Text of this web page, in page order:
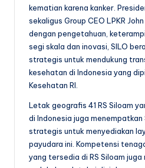
kematian karena kanker.
sekaligus Group CEO LPKR
dengan pengetahuan,
segi skala dan inovasi, SILO
strategis untuk mendukung
kesehatan di Indonesia yang
Kesehatan RI.
Letak geografis 41 RS Siloam
di Indonesia juga menempatkan
strategis untuk menyediakan
payudara ini. Kompetensi
yang tersedia di RS Siloam juga